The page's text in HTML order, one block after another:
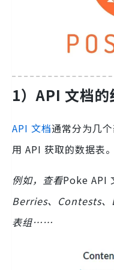
1）API 文档的
API 文档通常分为几
用 API 获取的数据表。
例如，查看Poke API
Berries、Contests
表组……